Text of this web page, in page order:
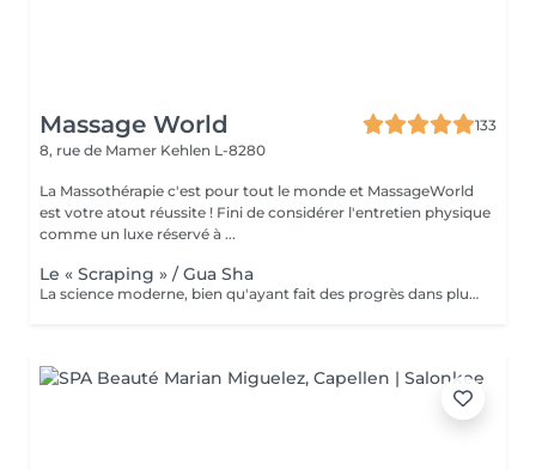
Massage World
133
8, rue de Mamer Kehlen L-8280
La Massothérapie c'est pour tout le monde et MassageWorld
est votre atout réussite ! Fini de considérer l'entretien physique
comme un luxe réservé à ...
Le « Scraping » / Gua Sha
La science moderne, bien qu'ayant fait des progrès dans plusieurs domaines: alimentaires, médical, psychologique... ne règle malheureusement pas encore tout ce dont l'être humain a besoin. C'est pour cette raison que nous nous tournons parfois vers le monde asiatique afin de dénicher certaines techniques ancestrales reconnues pour leurs bienfaits. L'une de ses tendances n'est autre que le massage « Gua Sha » popularisé par les célébrités et sportifs américains. Cette thérapie asiatique aide à soulager la douleur, nourrir la peau et même à faire une désintox totale de votre corps sans pour autant exploser votre budget. Le mot « Gua » signifie « gratter », le mot « Sha » quant à lui a plusieurs significations dépendant bien évidemment du contexte souhaité. Puisque c'est le coté médical qui nous intéresse, le mot « Sha » signifie déchets métaboliques pouvant dérégler le bon fonctionnement du flux sangin et énergétique, provoquant ainsi d'importantes douleurs. Nous pouvons donc traduire le terme « Gua Sha » par racler les toxines. Ce massage se fait à l'aide d'un outil aux bordures lisses. Loin d'être d'être un simple massage, le « Gua Sha » se rapproche d'avantage d'une désintoxication du corps par l'élimination des déchets et toxines, permettant ainsi la création de nouvelles cellules plus saines. Nous parlerons donc de régénération cellulaire. La plupart des scientifiques sont d'accords sur le fait que le Massage « Gua Sha » soulage les patients de façon rapide et effic